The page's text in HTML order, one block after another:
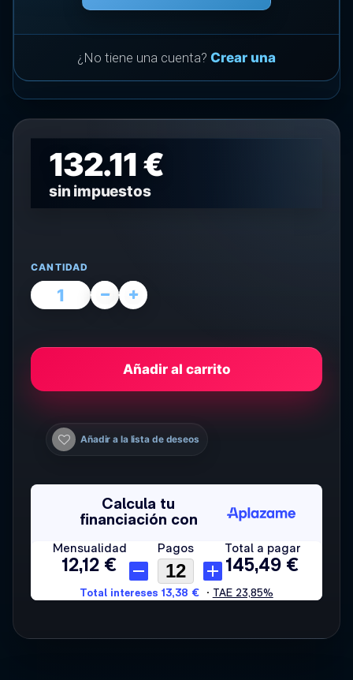
¿No tiene una cuenta? Crear una
132.11 €
sin impuestos
CANTIDAD
Añadir al carrito
Añadir a la lista de deseos